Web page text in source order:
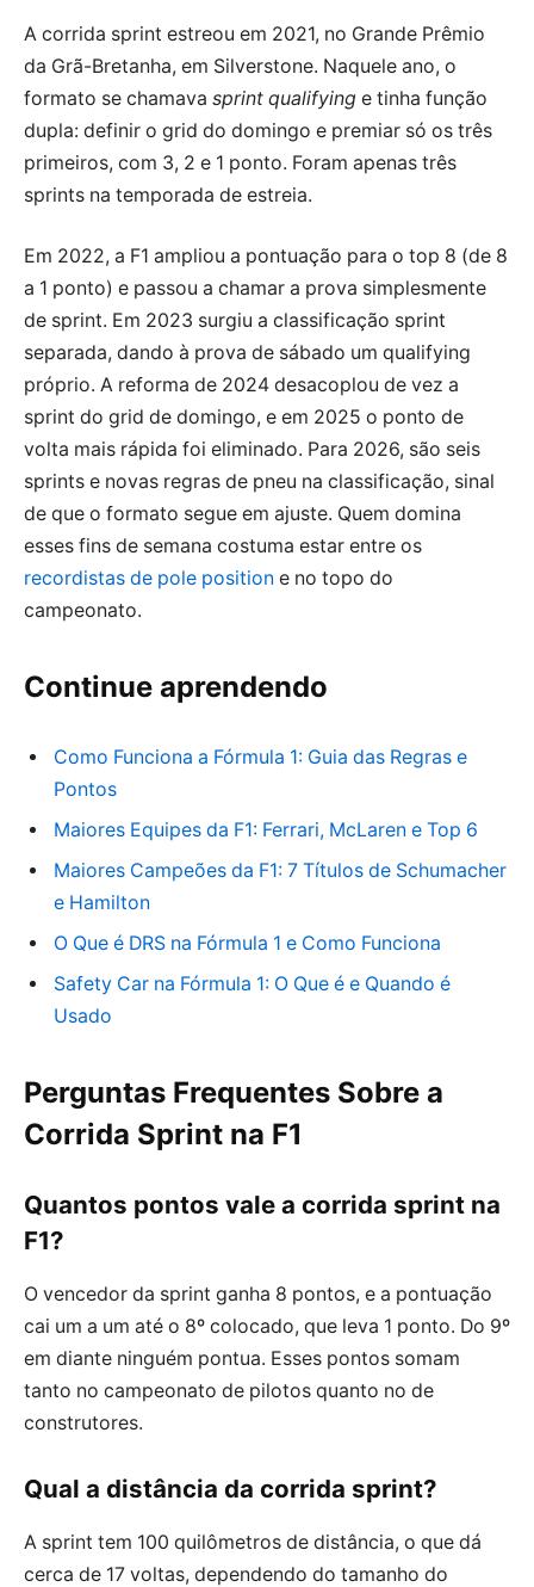
A corrida sprint estreou em 2021, no Grande Prêmio
da Grã-Bretanha, em Silverstone. Naquele ano, o
formato se chamava sprint qualifying e tinha função
dupla: definir o grid do domingo e premiar só os três
primeiros, com 3, 2 e 1 ponto. Foram apenas três
sprints na temporada de estreia.
Em 2022, a F1 ampliou a pontuação para o top 8 (de 8
a 1 ponto) e passou a chamar a prova simplesmente
de sprint. Em 2023 surgiu a classificação sprint
separada, dando à prova de sábado um qualifying
próprio. A reforma de 2024 desacoplou de vez a
sprint do grid de domingo, e em 2025 o ponto de
volta mais rápida foi eliminado. Para 2026, são seis
sprints e novas regras de pneu na classificação, sinal
de que o formato segue em ajuste. Quem domina
esses fins de semana costuma estar entre os
recordistas de pole position e no topo do
campeonato.
Continue aprendendo
Como Funciona a Fórmula 1: Guia das Regras e
Pontos
Maiores Equipes da F1: Ferrari, McLaren e Top 6
Maiores Campeões da F1: 7 Títulos de Schumacher
e Hamilton
O Que é DRS na Fórmula 1 e Como Funciona
Safety Car na Fórmula 1: O Que é e Quando é
Usado
Perguntas Frequentes Sobre a
Corrida Sprint na F1
Quantos pontos vale a corrida sprint na
F1?
O vencedor da sprint ganha 8 pontos, e a pontuação
cai um a um até o 8º colocado, que leva 1 ponto. Do 9º
em diante ninguém pontua. Esses pontos somam
tanto no campeonato de pilotos quanto no de
construtores.
Qual a distância da corrida sprint?
A sprint tem 100 quilômetros de distância, o que dá
cerca de 17 voltas, dependendo do tamanho do